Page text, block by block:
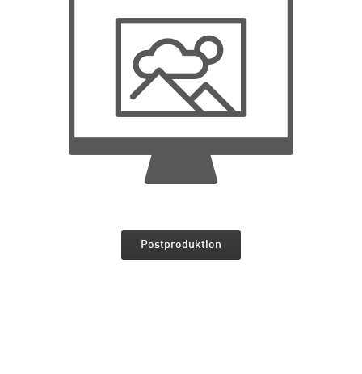
Postproduktion